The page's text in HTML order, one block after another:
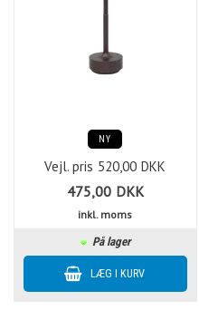
NY
Vejl. pris 520,00 DKK
475,00 DKK
inkl. moms
På lager